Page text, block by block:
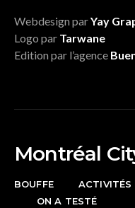
Webdesign parYay
Logo par Tarwane
Edition par l’agence
Montréal
BOUFFE ACTIVITÉS
ON A TESTÉ